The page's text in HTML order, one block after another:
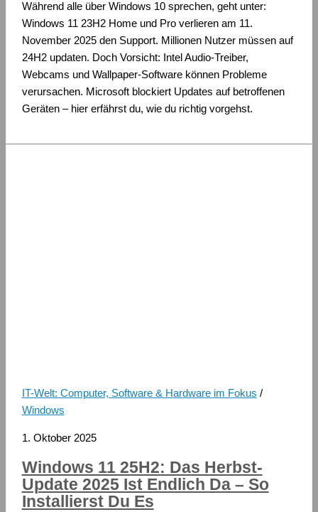
Während alle über Windows 10 sprechen, geht unter:
Windows 11 23H2 Home und Pro verlieren am 11.
November 2025 den Support. Millionen Nutzer müssen auf
24H2 updaten. Doch Vorsicht: Intel Audio-Treiber,
Webcams und Wallpaper-Software können Probleme
verursachen. Microsoft blockiert Updates auf betroffenen
Geräten – hier erfährst du, wie du richtig vorgehst.
IT-Welt: Computer, Software & Hardware im Fokus /
Windows
1. Oktober 2025
Windows 11 25H2: Das Herbst-
Update 2025 Ist Endlich Da – So
Installierst Du Es